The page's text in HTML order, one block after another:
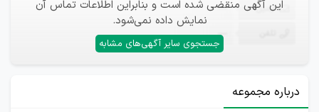
این آگهی منقضی شده است و بنابراین اطلاعات تماس آن
نمایش داده نمی‌شود.
جستجوی سایر آگهی‌های مشابه
ایمیل —
—
درباره مجموعه